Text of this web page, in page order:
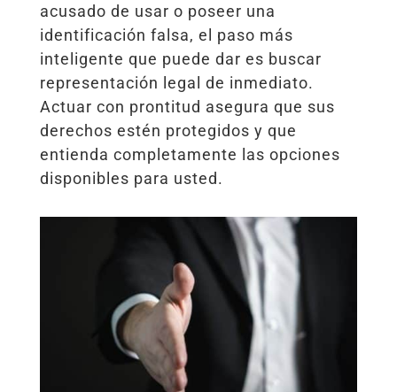
acusado de usar o poseer una
identificación falsa, el paso más
inteligente que puede dar es buscar
representación legal de inmediato.
Actuar con prontitud asegura que sus
derechos estén protegidos y que
entienda completamente las opciones
disponibles para usted.